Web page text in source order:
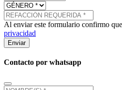
Al enviar este formulario confirmo
privacidad
Enviar
Contacto por whatsapp